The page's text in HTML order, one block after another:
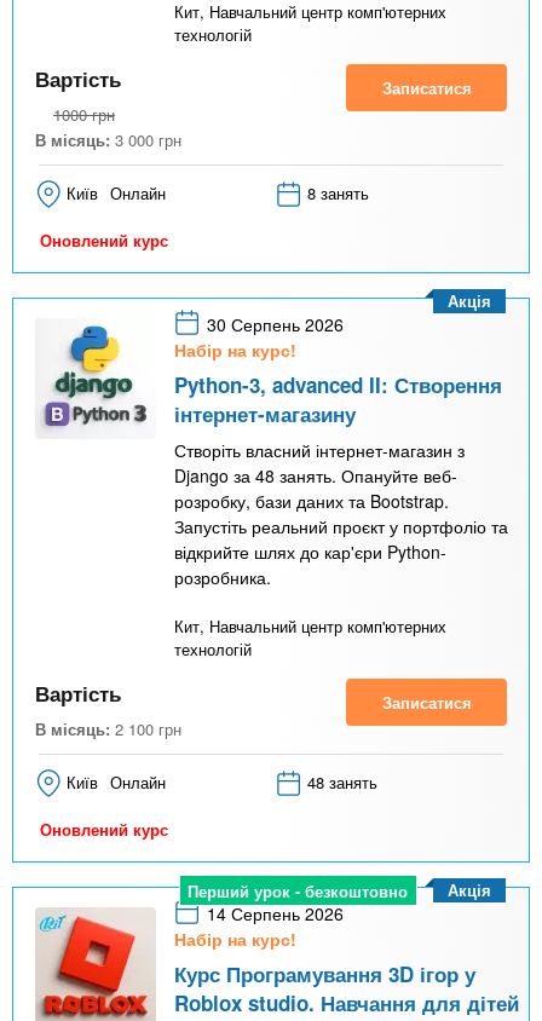
Кит, Навчальний центр комп'ютерних
технологій
Вартість
1000 грн
В місяць: 3 000 грн
Записатися
Київ Онлайн 8 занять
Оновлений курс
30 Серпень 2026
Набір на курс!
Python-3, advanced II: Створення
інтернет-магазину
Створіть власний інтернет-магазин з
Django за 48 занять. Опануйте веб-
розробку, бази даних та Bootstrap.
Запустіть реальний проєкт у портфоліо та
відкрийте шлях до кар'єри Python-
розробника.
Кит, Навчальний центр комп'ютерних
технологій
Акція
Вартість
В місяць: 2 100 грн
Записатися
Київ Онлайн 48 занять
Оновлений курс
Перший урок - безкоштовно
14 Серпень 2026
Набір на курс!
Курс Програмування 3D ігор у
Roblox studio. Навчання для дітей
Акція